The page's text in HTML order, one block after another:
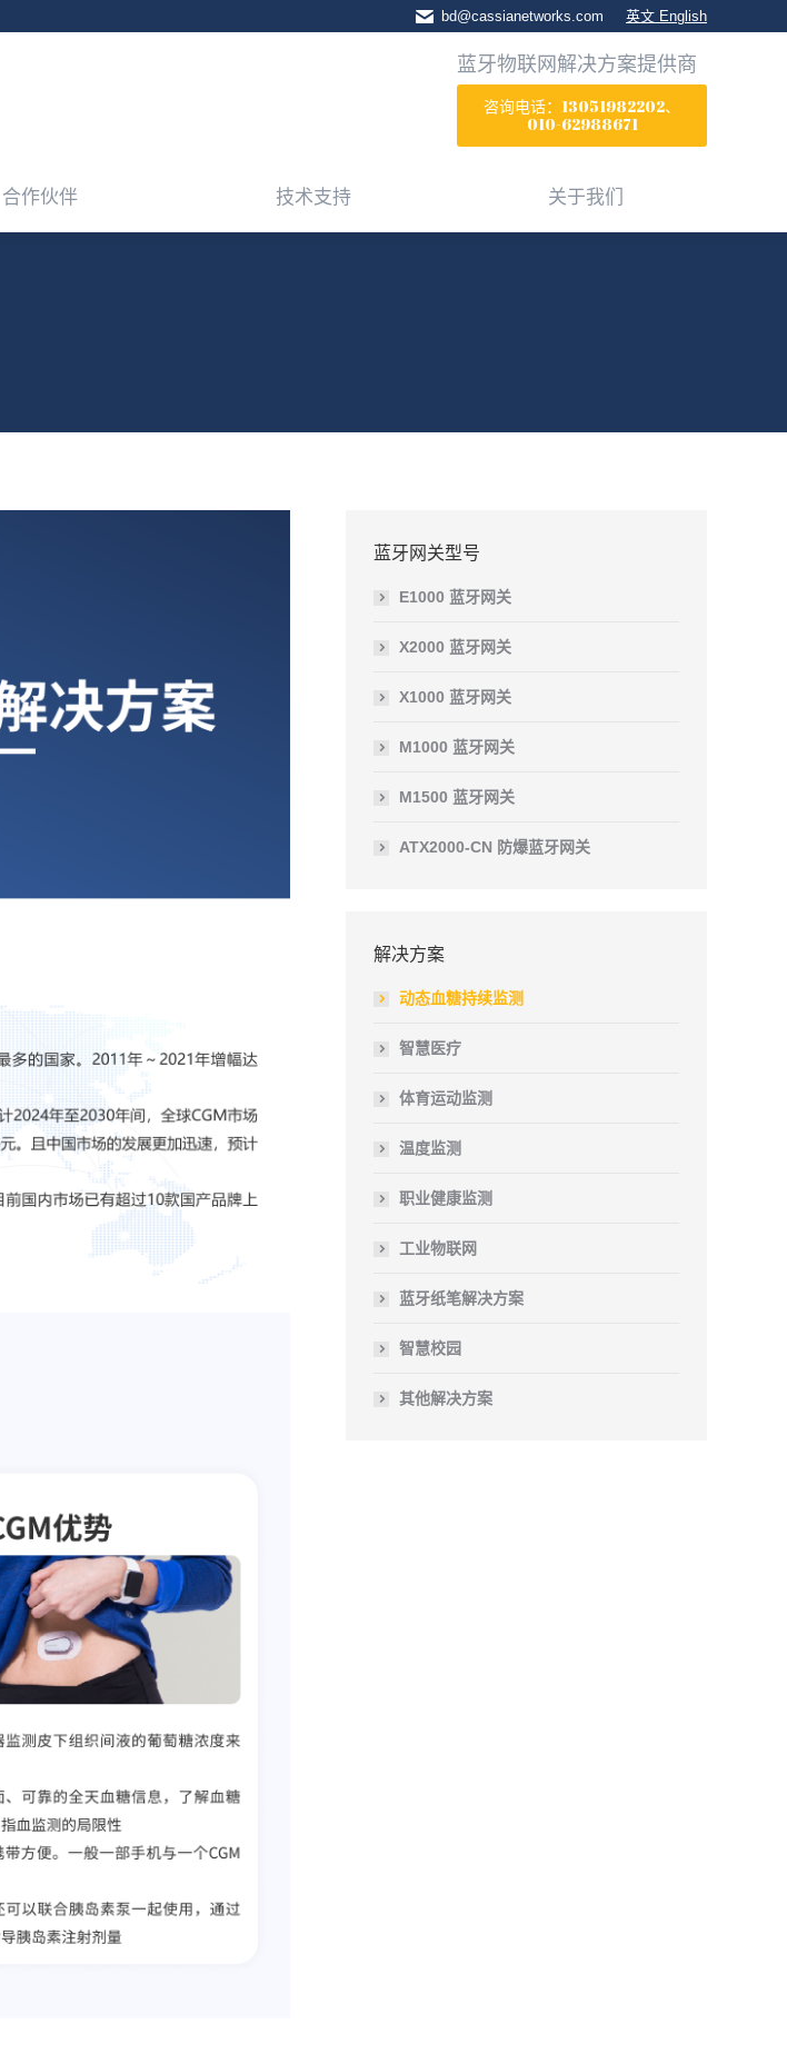
bd@cassianetworks.com 英文 English
蓝牙物联网解决方案提供商
咨询电话：13051982202、
010-62988671
合作伙伴 技术支持 关于我们
蓝牙网关型号
E1000 蓝牙网关
X2000 蓝牙网关
X1000 蓝牙网关
M1000 蓝牙网关
M1500 蓝牙网关
ATX2000-CN 防爆蓝牙网关
解决方案
动态血糖持续监测
智慧医疗
体育运动监测
温度监测
职业健康监测
工业物联网
蓝牙纸笔解决方案
智慧校园
其他解决方案
合作伙伴 技术支持 关于我们